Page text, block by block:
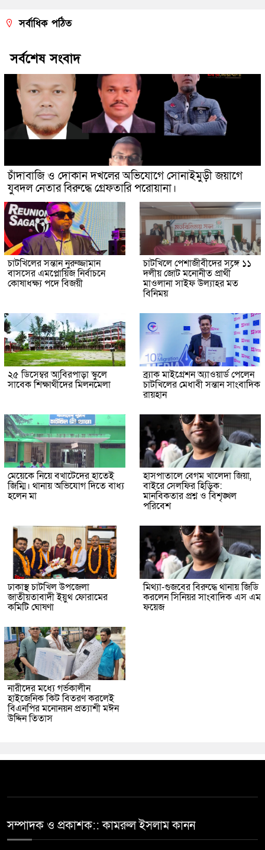
সর্বাধিক পঠিত
সর্বশেষ সংবাদ
চাঁদাবাজি ও দোকান দখলের অভিযোগে সোনাইমুড়ী জয়াগে
যুবদল নেতার বিরুদ্ধে গ্রেফতারি পরোয়ানা।
চাটখিলের সন্তান নুরুজ্জামান
বাসসের এমপ্লোয়িজ নির্বাচনে
কোষাধক্ষ্য পদে বিজয়ী
চাটখিলে পেশাজীবীদের সঙ্গে ১১
দলীয় জোট মনোনীত প্রার্থী
মাওলানা সাইফ উল্যাহর মত
বিনিময়
২৫ ডিসেম্বর আবিরপাড়া স্কুলে
সাবেক শিক্ষার্থীদের মিলনমেলা
ব্র্যাক মাইগ্রেশন অ্যাওয়ার্ড পেলেন
চাটখিলের মেধাবী সন্তান সাংবাদিক
রায়হান
মেয়েকে নিয়ে বখাটেদের হাতেই
জিম্মি। থানায় অভিযোগ দিতে বাধ্য
হলেন মা
হাসপাতালে বেগম খালেদা জিয়া,
বাইরে সেলফির হিড়িক:
মানবিকতার প্রশ্ন ও বিশৃঙ্খল
পরিবেশ
ঢাকাস্থ চাটখিল উপজেলা
জাতীয়তাবাদী ইয়ুথ ফোরামের
কমিটি ঘোষণা
মিথ্যা-গুজবের বিরুদ্ধে থানায় জিডি
করলেন সিনিয়র সাংবাদিক এস এম
ফয়েজ
নারীদের মধ্যে গর্ভকালীন
হাইজেনিক কিট বিতরণ করলেই
বিএনপির মনোনয়ন প্রত্যাশী মঈন
উদ্দিন তিতাস
সম্পাদক ও প্রকাশক:: কামরুল ইসলাম কানন